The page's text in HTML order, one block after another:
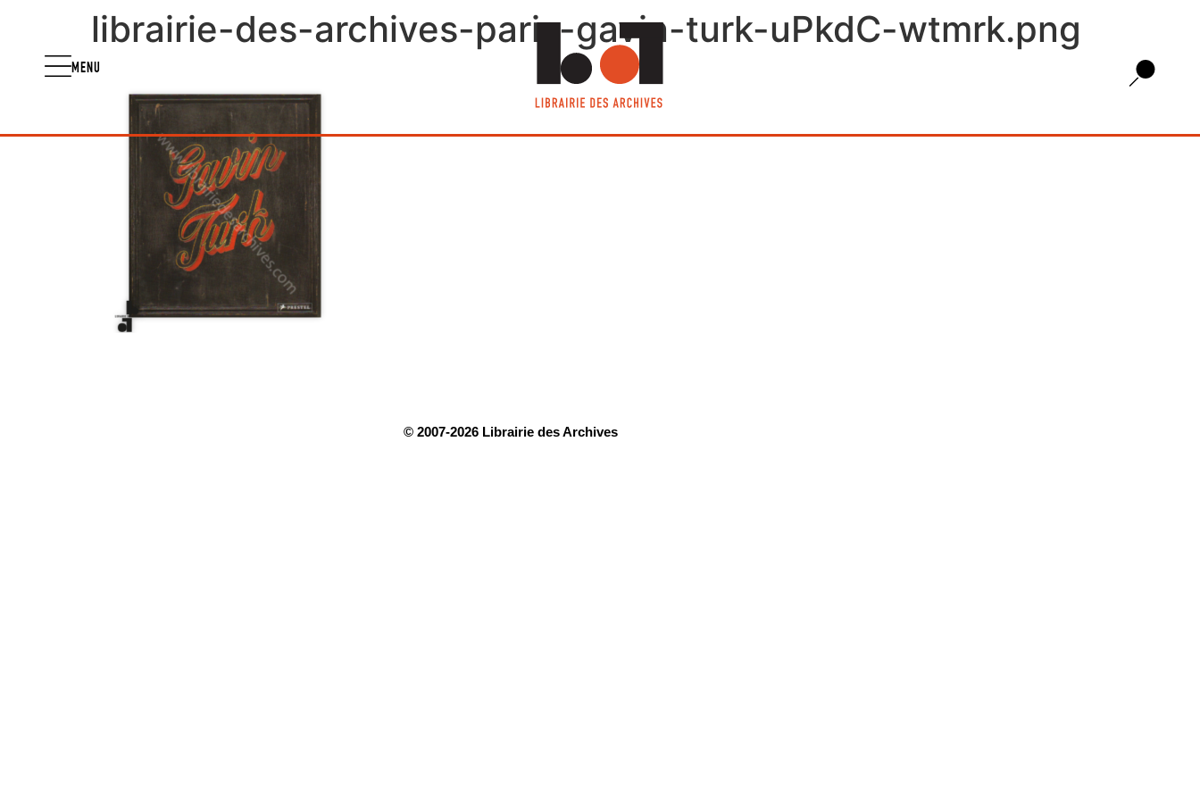
MENU
librairie-des-archives-paris-gavin-turk-uPkdC-wtmrk.png
© 2007-2026 Librairie des Archives